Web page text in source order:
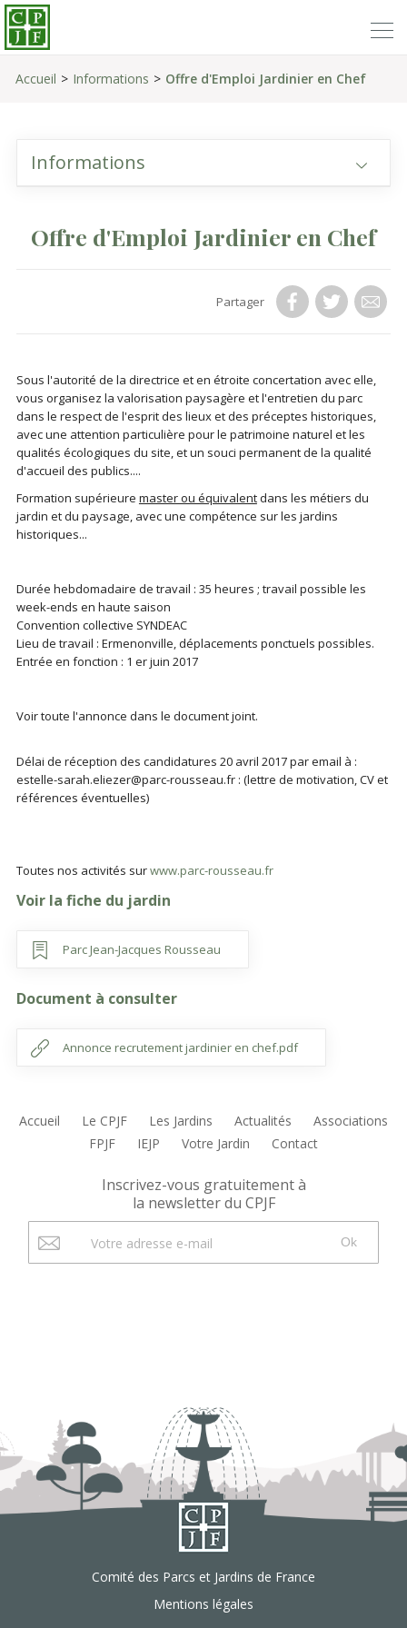
Accueil Informations Offre d'Emploi Jardinier en Chef
Informations
Offre d'Emploi Jardinier en Chef
Partager
Sous l'autorité de la directrice et en étroite concertation avec elle,
vous organisez la valorisation paysagère et l'entretien du parc
dans le respect de l'esprit des lieux et des préceptes historiques,
avec une attention particulière pour le patrimoine naturel et les
qualités écologiques du site, et un souci permanent de la qualité
d'accueil des publics....
Formation supérieure master ou équivalentdans les métiers du
jardin et du paysage, avec une compétence sur les jardins
historiques...
Durée hebdomadaire de travail : 35 heures ; travail possible les
week-ends en haute saison
Convention collective SYNDEAC
Lieu de travail : Ermenonville, déplacements ponctuels possibles.
Entrée en fonction : 1 er juin 2017
Voir toute l'annonce dans le document joint.
Délai de réception des candidatures 20 avril 2017 par email à :
estelle-sarah.eliezer@parc-rousseau.fr : (lettre de motivation, CV et
références éventuelles)
Toutes nos activités surwww.parc-rousseau.fr
Voir la fiche du jardin
Parc Jean-Jacques Rousseau
Document à consulter
Annonce recrutement jardinier en chef.pdf
Accueil Le CPJF Les Jardins Actualités
Associations
FPJF
IEJP Votre Jardin Contact
Inscrivez-vous gratuitement à
la newsletter du CPJF
Ok
Comité des Parcs et Jardins de France
Mentions légales